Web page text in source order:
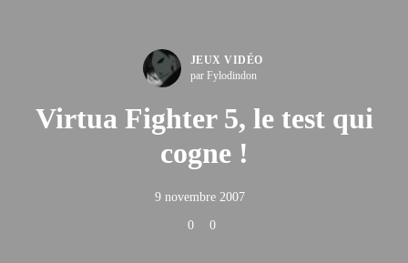
JEUX VIDÉO
par Fylodindon
Virtua Fighter 5, le test qui
cogne !
9 novembre 2007
0 0